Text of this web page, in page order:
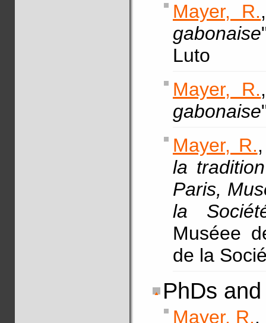
Mayer, R.
gabonaise
Luto
Mayer, R.
gabonaise
Mayer, R.
la
Paris,
la
Muséee
de la
PhDs
Mayer, R.,